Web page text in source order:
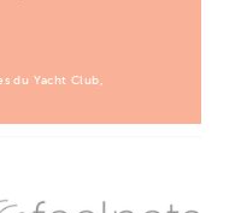
du Yacht Club,